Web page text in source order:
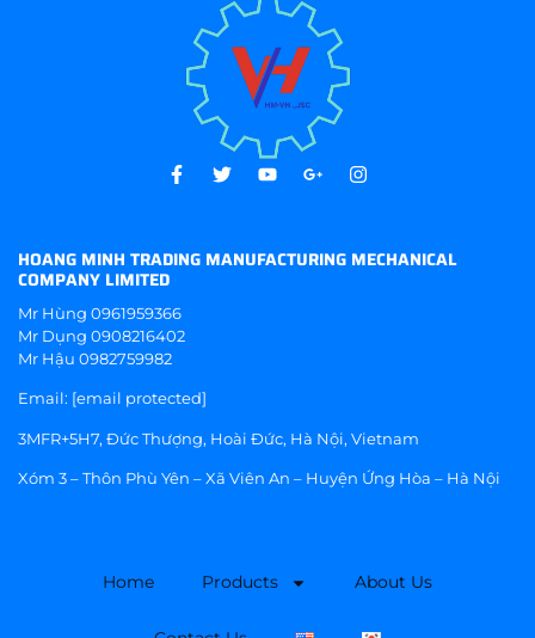
HOANG MINH TRADING MANUFACTURING MECHANICAL
COMPANY LIMITED
Mr Hùng 0961959366
Mr Dụng 0908216402
Mr Hậu 0982759982
Email: [email protected]
3MFR+5H7, Đức Thượng, Hoài Đức, Hà Nội, Vietnam
Xóm 3 – Thôn Phù Yên – Xã Viên An – Huyện Ứng Hòa – Hà Nội
Home Products About Us